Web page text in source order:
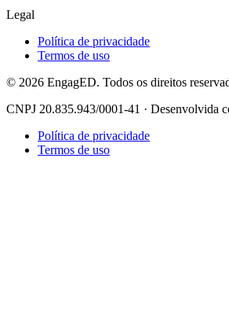
Legal
Política de privacidade
Termos de uso
© 2026 EngagED. Todos os direitos
CNPJ 20.835.943/0001-41 · Desenvolvida
Política de privacidade
Termos de uso